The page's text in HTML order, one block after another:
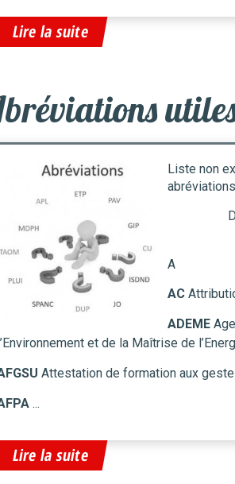
Lire la suite
Liste non
A
AC
ADEME
et de la Maîtrise de
Attestation de formation aux
...
Lire la suite